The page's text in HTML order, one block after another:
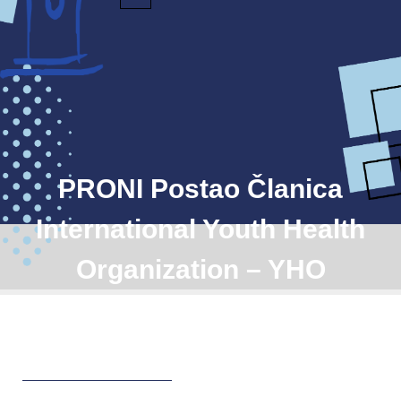
PRONI Postao Članica
International Youth Health
Organization – YHO